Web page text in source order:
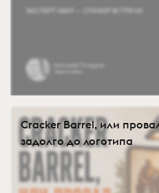
Cracker Barrel, или
задолго до логотипа